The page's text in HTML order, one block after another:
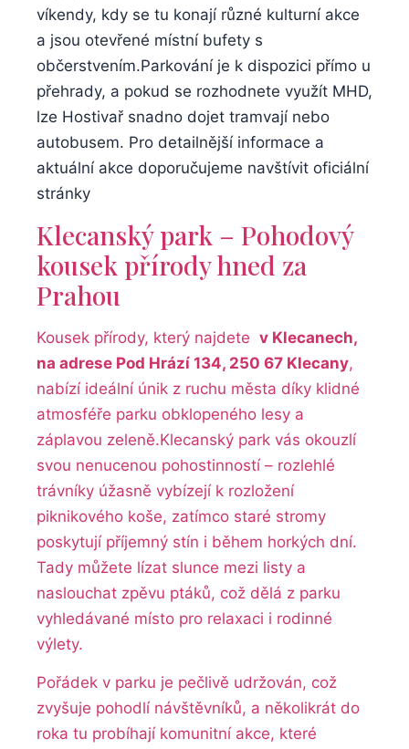
víkendy, kdy se tu‌ konají různé kulturní akce
a jsou otevřené místní bufety s⁢
občerstvením.Parkování⁣ je k⁢ dispozici přímo u
přehrady, a pokud se​ rozhodnete využít MHD,
​lze Hostivař snadno‌ dojet tramvají nebo
autobusem.‍ Pro detailnější informace a⁣
aktuální akce doporučujeme navštívit‍ oficiální
stránky⁢
Klecanský park – Pohodový
kousek přírody hned za
Prahou
Kousek přírody, který najdete ‌ v Klecanech,
na adrese Pod Hrází 134, 250⁣ 67 ‍Klecany,
‍nabízí ideální únik z ruchu města díky klidné
‍atmosféře parku obklopeného lesy a
záplavou⁣ zeleně.Klecanský‍ park⁣ vás‌ okouzlí⁢
svou nenucenou pohostinností⁢ – rozlehlé
trávníky úžasně vybízejí⁢ k rozložení ​
piknikového koše,⁤ zatímco staré‍ stromy
poskytují příjemný stín ⁣i během ​horkých ‍dní.
Tady můžete lízat slunce mezi listy⁤ a
naslouchat zpěvu ptáků, což dělá z ​parku
vyhledávané místo pro relaxaci i rodinné‌
výlety.
Pořádek‌ v⁣ parku je pečlivě udržován, což
zvyšuje pohodlí návštěvníků, a několikrát do
roka tu probíhají ⁢komunitní akce, které ​